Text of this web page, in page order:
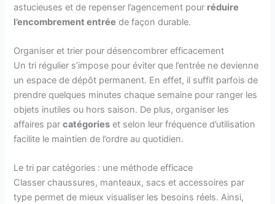
astucieuses et de repenser l’agencement pour réduire
l’encombrement entrée de façon durable.
Organiser et trier pour désencombrer efficacement
Un tri régulier s’impose pour éviter que l’entrée ne devienne
un espace de dépôt permanent. En effet, il suffit parfois de
prendre quelques minutes chaque semaine pour ranger les
objets inutiles ou hors saison. De plus, organiser les
affaires parcatégories et selon leur fréquence d’utilisation
facilite le maintien de l’ordre au quotidien.
Le tri par catégories : une méthode efficace
Classer chaussures, manteaux, sacs et accessoires par
type permet de mieux visualiser les besoins réels. Ainsi,